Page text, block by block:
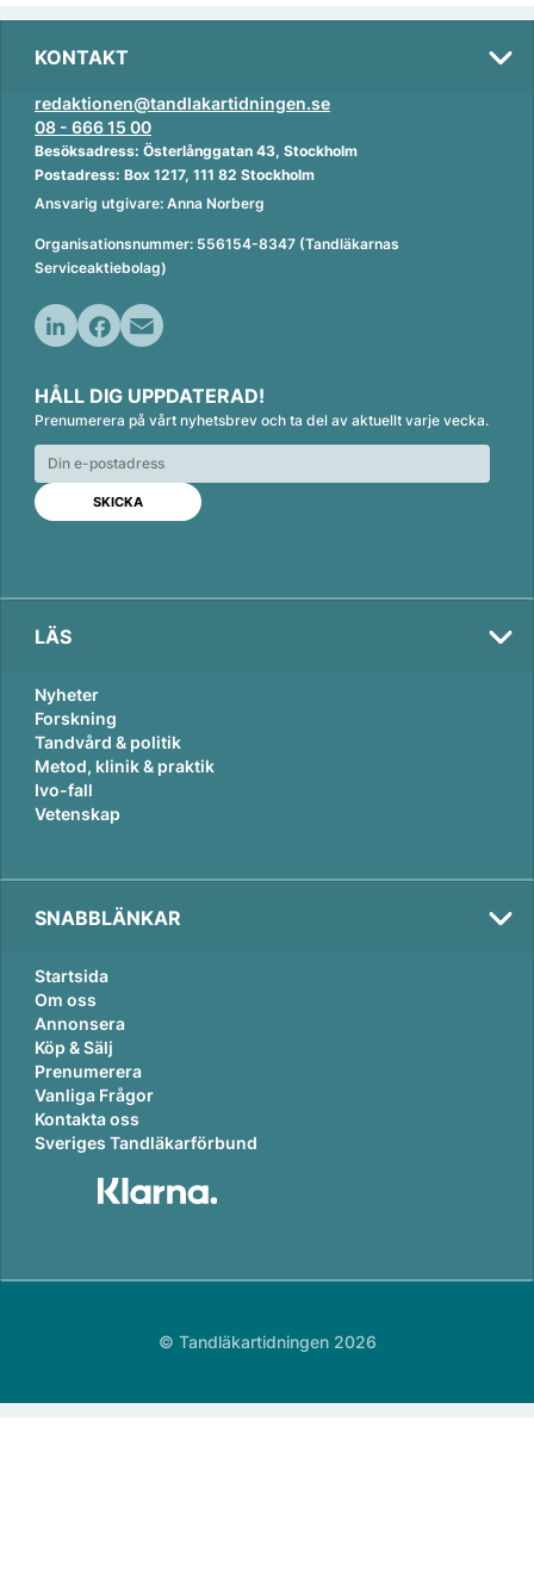
KONTAKT
redaktionen@tandlakartidningen.se
08 - 666 15 00
Besöksadress: Österlånggatan 43, Stockholm
Postadress: Box 1217, 111 82 Stockholm
Ansvarig utgivare: Anna Norberg
Organisationsnummer: 556154-8347 (Tandläkarnas
Serviceaktiebolag)
n
k
e
d
n
c
e
b
o
o
k
a
i
l
HÅLL DIG UPPDATERAD!
Prenumerera på vårt nyhetsbrev och ta del av aktuellt varje vecka.
LÄS
Nyheter
Forskning
Tandvård & politik
Metod, klinik & praktik
Ivo-fall
Vetenskap
SNABBLÄNKAR
Startsida
Om oss
Annonsera
Köp & Sälj
Prenumerera
Vanliga Frågor
Kontakta oss
Sveriges Tandläkarförbund
© Tandläkartidningen 2026